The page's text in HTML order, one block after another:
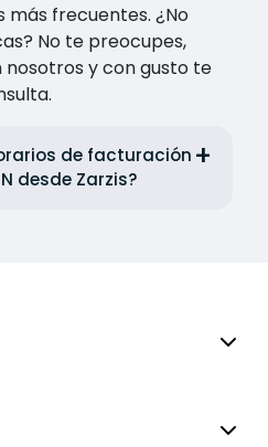
más frecuentes. ¿No
No te preocupes,
y con gusto te
de facturación
desde Zarzis?